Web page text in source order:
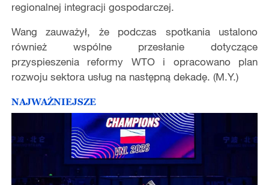
regionalnej integracji gospodarczej.
Wang zauważył, że podczas spotkania ustalono
również wspólne przesłanie dotyczące
przyspieszenia reformy WTO i opracowano plan
rozwoju sektora usług na następną dekadę. (M.Y.)
NAJWAŻNIEJSZE